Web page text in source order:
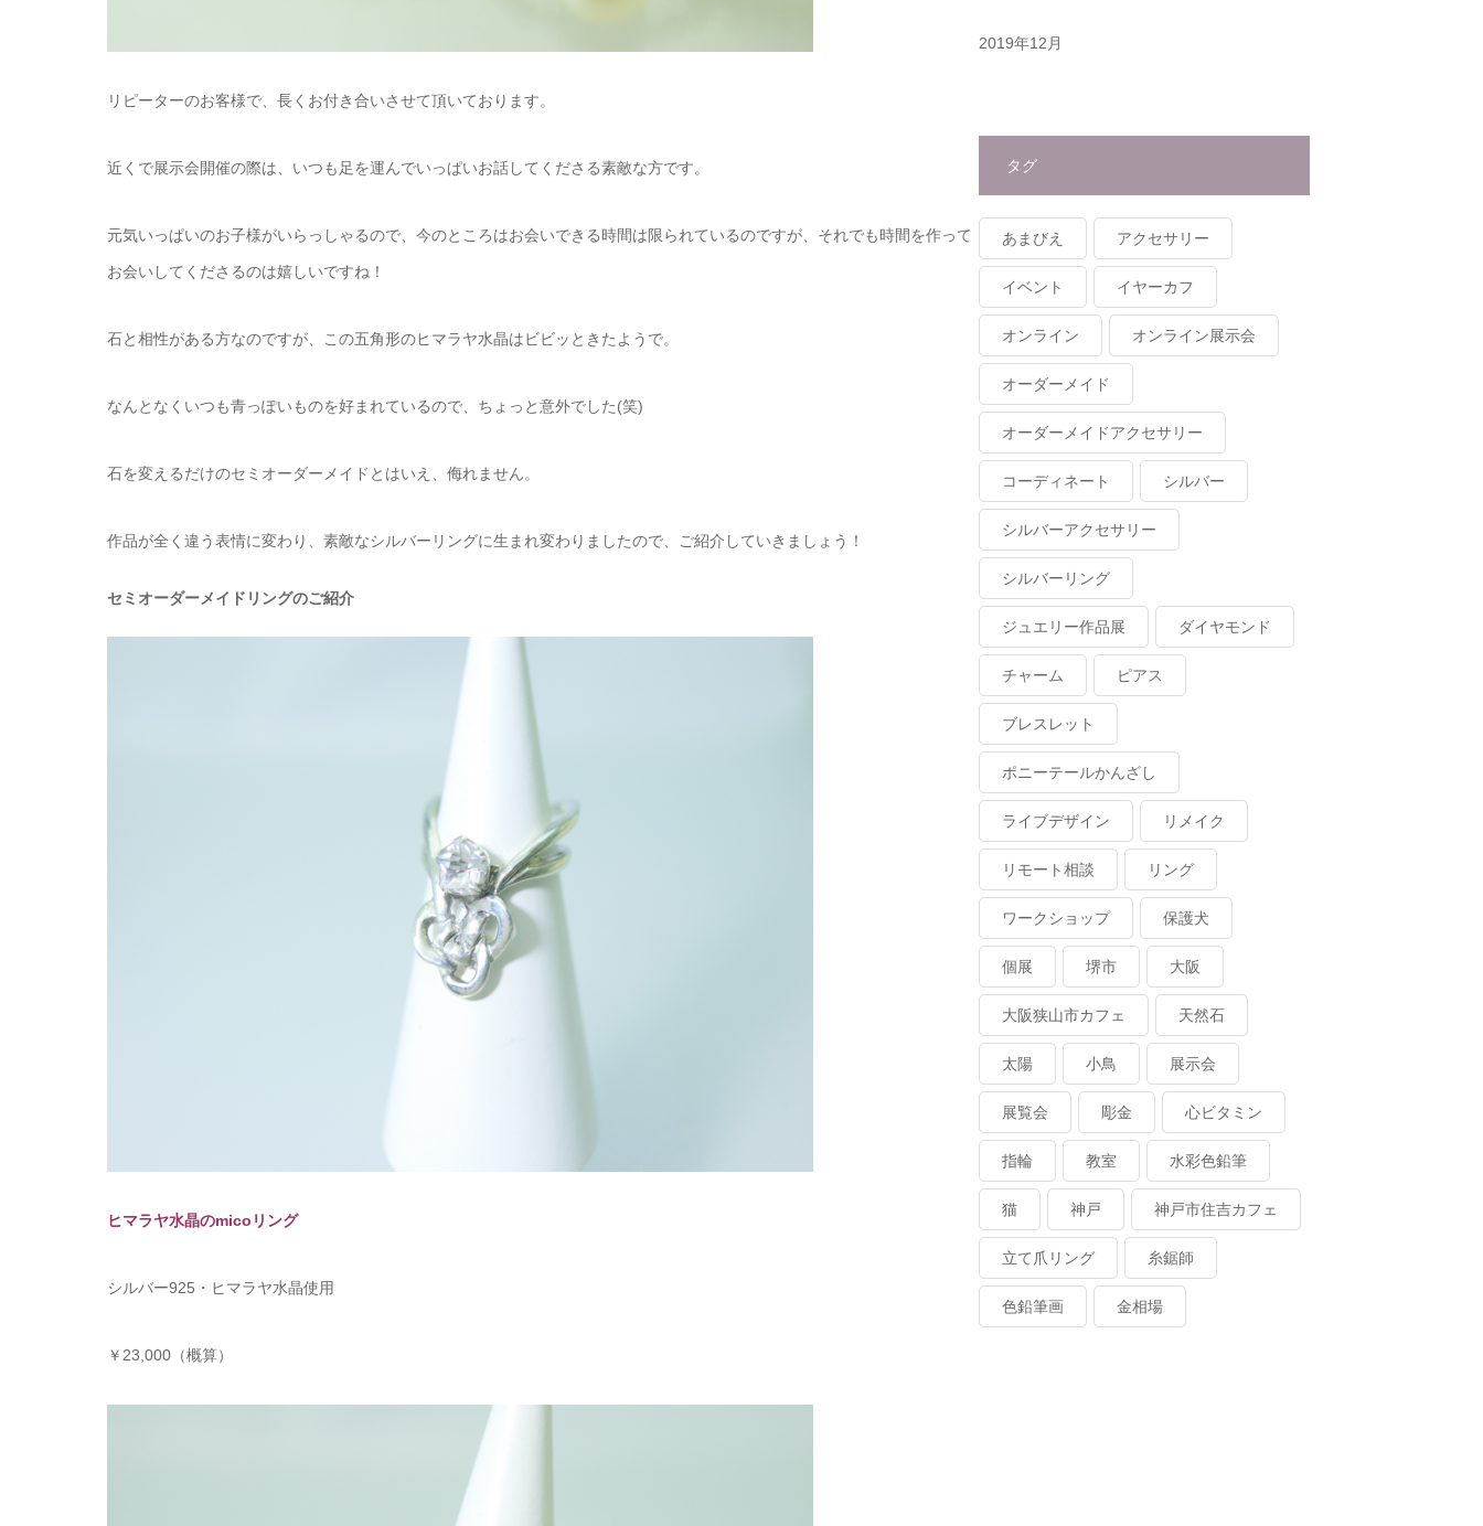
リピーターのお客様で、長くお付き合いさせて頂いております。
近くで展示会開催の際は、いつも足を運んでいっぱいお話してくださる素敵な方です。
元気いっぱいのお子様がいらっしゃるので、今のところはお会いできる時間は限られているのですが、それでも時間を作って
お会いしてくださるのは嬉しいですね！
石と相性がある方なのですが、この五角形のヒマラヤ水晶はビビッときたようで。
なんとなくいつも青っぽいものを好まれているので、ちょっと意外でした(笑)
石を変えるだけのセミオーダーメイドとはいえ、侮れません。
作品が全く違う表情に変わり、素敵なシルバーリングに生まれ変わりましたので、ご紹介していきましょう！
セミオーダーメイドリングのご紹介
ヒマラヤ水晶のmicoリング
シルバー925・ヒマラヤ水晶使用
￥23,000（概算）
2019年12月
タグ
あまびえ アクセサリー
イベント イヤーカフ
オンライン オンライン展示会
オーダーメイド
オーダーメイドアクセサリー
コーディネート シルバー
シルバーアクセサリー
シルバーリング
ジュエリー作品展 ダイヤモンド
チャーム ピアス
ブレスレット
ポニーテールかんざし
ライブデザイン リメイク
リモート相談 リング
ワークショップ 保護犬
個展 堺市 大阪
大阪狭山市カフェ 天然石
太陽 小鳥 展示会
展覧会 彫金 心ビタミン
指輪 教室 水彩色鉛筆
猫 神戸 神戸市住吉カフェ
立て爪リング 糸鋸師
色鉛筆画 金相場